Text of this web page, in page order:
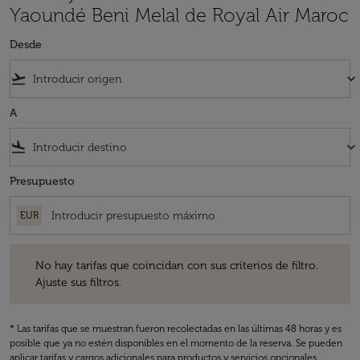
Yaoundé Beni Melal de Royal Air Maroc
Desde
flight_takeoff keyboard_arrow_down
A
flight_land keyboard_arrow_down
Presupuesto
EUR
No hay tarifas que coincidan con sus criterios de filtro.
Ajuste sus filtros.
* Las tarifas que se muestran fueron recolectadas en las últimas 48 horas y es
posible que ya no estén disponibles en el momento de la reserva. Se pueden
aplicar tarifas y cargos adicionales para productos y servicios opcionales.